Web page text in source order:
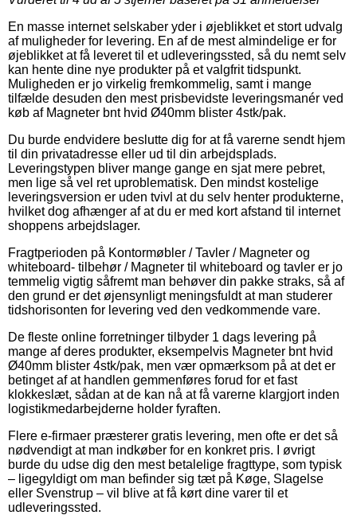
En masse internet selskaber yder i øjeblikket et stort udvalg
af muligheder for levering. En af de mest almindelige er for
øjeblikket at få leveret til et udleveringssted, så du nemt selv
kan hente dine nye produkter på et valgfrit tidspunkt.
Muligheden er jo virkelig fremkommelig, samt i mange
tilfælde desuden den mest prisbevidste leveringsmanér ved
køb af Magneter bnt hvid Ø40mm blister 4stk/pak.
Du burde endvidere beslutte dig for at få varerne sendt hjem
til din privatadresse eller ud til din arbejdsplads.
Leveringstypen bliver mange gange en sjat mere pebret,
men lige så vel ret uproblematisk. Den mindst kostelige
leveringsversion er uden tvivl at du selv henter produkterne,
hvilket dog afhænger af at du er med kort afstand til internet
shoppens arbejdslager.
Fragtperioden på Kontormøbler / Tavler / Magneter og
whiteboard- tilbehør / Magneter til whiteboard og tavler er jo
temmelig vigtig såfremt man behøver din pakke straks, så af
den grund er det øjensynligt meningsfuldt at man studerer
tidshorisonten for levering ved den vedkommende vare.
De fleste online forretninger tilbyder 1 dags levering på
mange af deres produkter, eksempelvis Magneter bnt hvid
Ø40mm blister 4stk/pak, men vær opmærksom på at det er
betinget af at handlen gemmenføres forud for et fast
klokkeslæt, sådan at de kan nå at få varerne klargjort inden
logistikmedarbejderne holder fyraften.
Flere e-firmaer præsterer gratis levering, men ofte er det så
nødvendigt at man indkøber for en konkret pris. I øvrigt
burde du udse dig den mest betalelige fragttype, som typisk
– ligegyldigt om man befinder sig tæt på Køge, Slagelse
eller Svenstrup – vil blive at få kørt dine varer til et
udleveringssted.